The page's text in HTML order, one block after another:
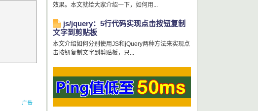
效果。本文就给大家介绍一下，如何用...
js/jquery：5行代码实现点击按钮复制
文字到剪贴板
本文介绍如何分别使用JS和jQuery两种方法来实现点
击按钮复制文字到剪贴板，只...